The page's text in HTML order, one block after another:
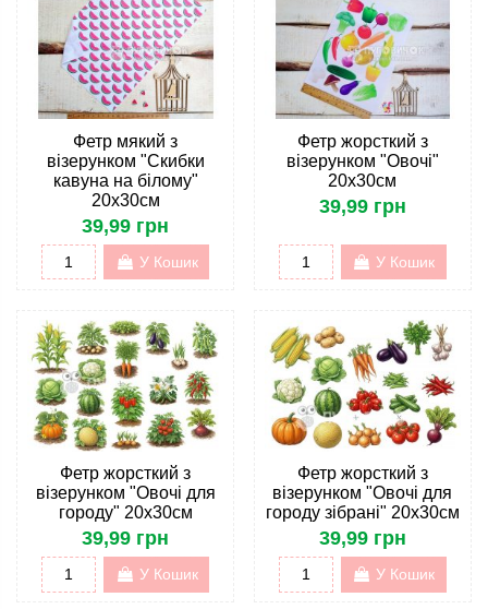
Фетр мякий з
візерунком "Скибки
кавуна на білому"
20х30см
39,99 грн
У Кошик
Фетр жорсткий з
візерунком "Овочі"
20х30см
39,99 грн
У Кошик
Фетр жорсткий з
візерунком "Овочі для
городу" 20х30см
39,99 грн
У Кошик
Фетр жорсткий з
візерунком "Овочі для
городу зібрані" 20х30см
39,99 грн
У Кошик